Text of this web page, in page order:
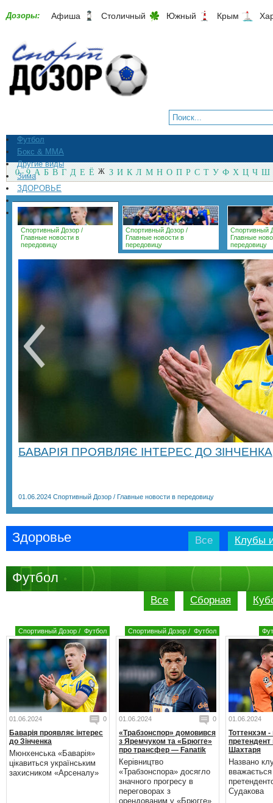
Дозоры: Афиша Столичный Южный Крым
Футбол
Бокс & ММА
Другие виды
Зима
ЗДОРОВЬЕ
СпортМагазины
Архив
0 - 9 А Б В Г Д Е Ё Ж З И К Л М Н О П Р С Т У Ф Х Ц Ч Ш
Спортивный Дозор /
Главные новости в
передовицу
Спортивный Дозор /
Главные новости в
передовицу
Спортивный
Главные
передовицу
БАВАРІЯ ПРОЯВЛЯЄ ІНТЕРЕС ДО ЗІНЧЕНКА
01.06.2024 Спортивный Дозор / Главные новости в передовицу
Здоровье Все Клубы
Футбол
Все Сборная
Спортивный Дозор / Футбол
01.06.2024 0
Баварія проявляє інтерес
до Зінченка
Мюнхенська «Баварія»
цікавиться українським
захисником «Арсеналу»
Спортивный Дозор / Футбол
01.06.2024 0
«Трабзонспор» домовився
з Яремчуком та «Брюгге»
про трансфер — Fanatik
Керівництво
«Трабзонспора» досягло
значного прогресу в
переговорах з
орендованим у «Брюгге»
01.06.2024
Тоттенхэм -
претендент
Шахтаря
Названо
Судакова